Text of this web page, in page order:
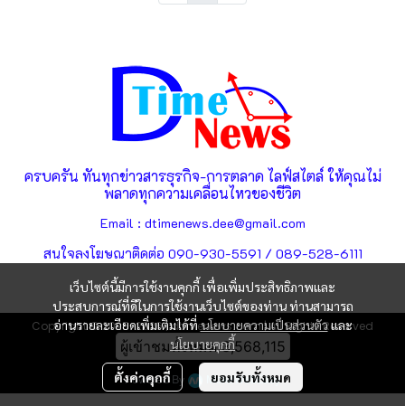
เว็บไซต์นี้มีการใช้งานคุกกี้ เพื่อเพิ่มประสิทธิภาพและ
ประสบการณ์ที่ดีในการใช้งานเว็บไซต์ของท่าน ท่านสามารถ
อ่านรายละเอียดเพิ่มเติมได้ที่นโยบายความเป็นส่วนตัวและ
นโยบายคุกกี้
ตั้งค่าคุกกี้ ยอมรับทั้งหมด
ครบครัน ทันทุกข่าวสารธุรกิจ-การตลาด ไลฟ์สไตล์ ให้คุณไม่
พลาดทุกความเคลื่อนไหวของชีวิต
Email : dtimenews.dee@gmail.com
สนใจลงโฆษณาติดต่อ 090-930-5591 / 089-528-6111
Copyright © 2025-2026 | dtimenews.com | All Rights Reserved
ผู้เข้าชมทั้งหมด3,568,115
Powered By MakeWebEasy